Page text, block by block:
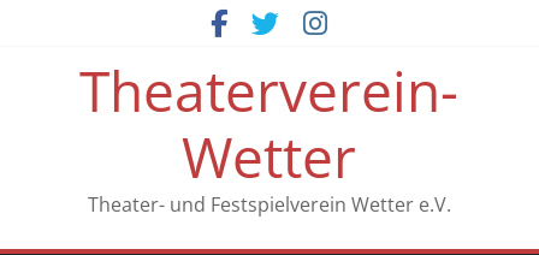
Theaterverein-
Wetter
Theater- und Festspielverein Wetter e.V.